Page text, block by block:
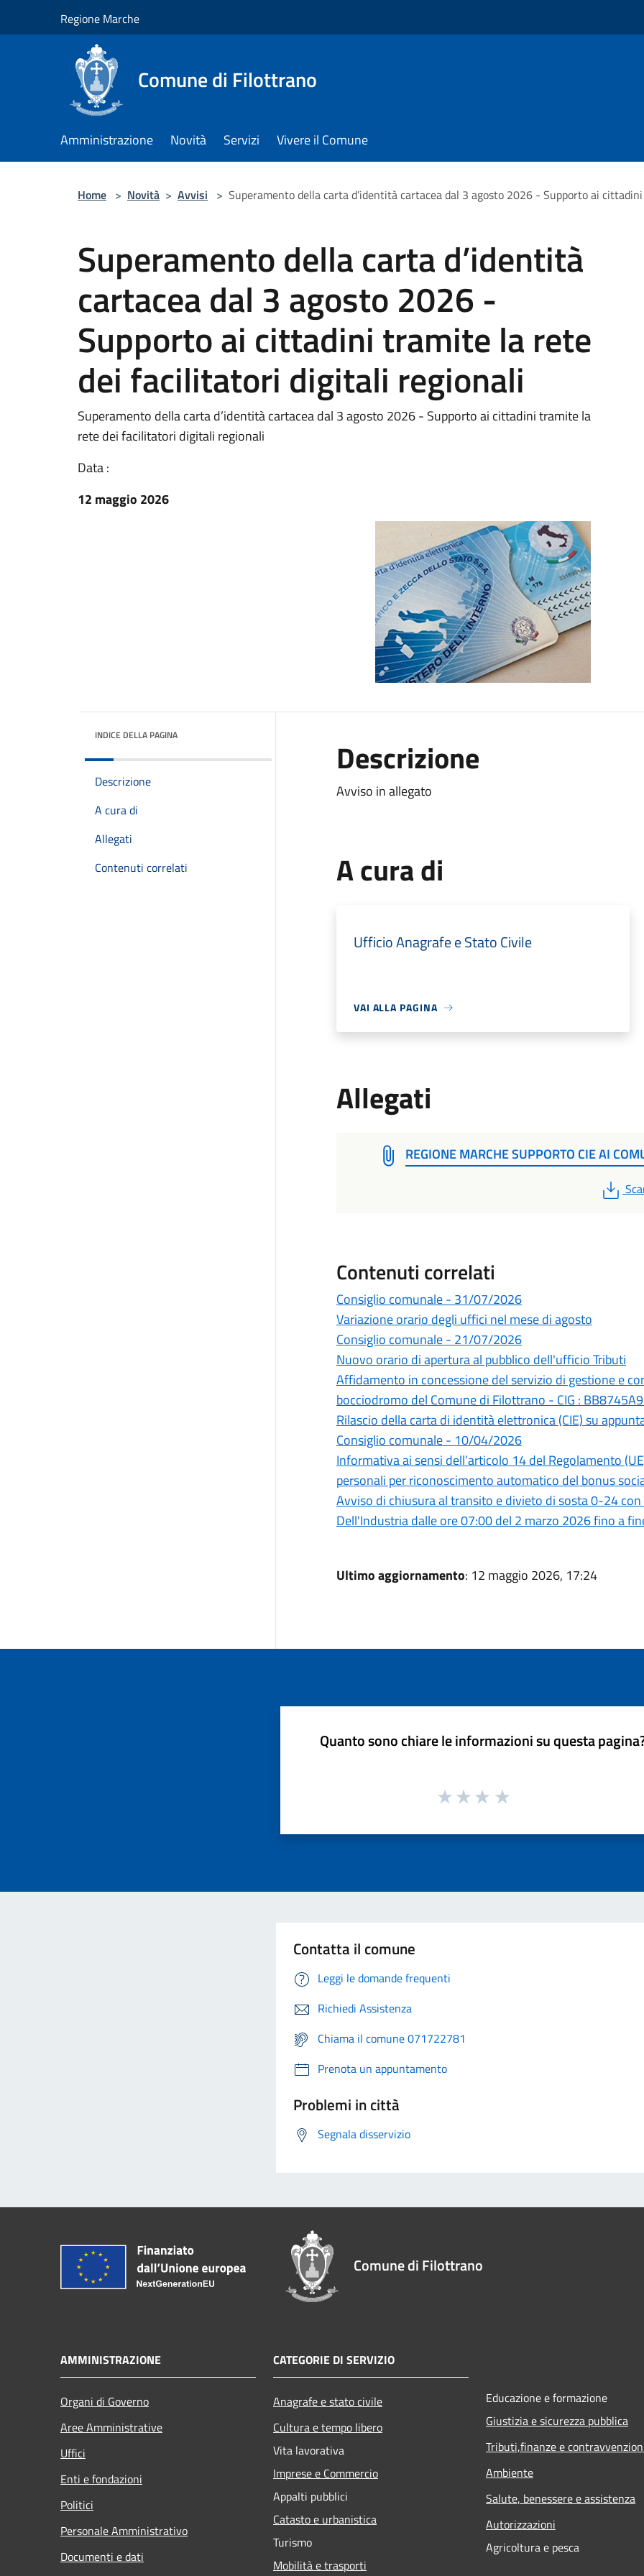
Regione Marche
Comune di Filottrano
Amministrazione Novità Servizi Vivere il Comune
Home > Novità > Avvisi > Superamento della carta d’identità cartacea dal 3 agosto 2026 - Supporto ai
Superamento della carta d’identità
cartacea dal 3 agosto 2026 -
Supporto ai cittadini tramite la rete
dei facilitatori digitali regionali
Superamento della carta d’identità cartacea dal 3 agosto 2026 - Supporto ai cittadini tramite la
rete dei facilitatori digitali regionali
Data :
12 maggio 2026
INDICE DELLA PAGINA
Descrizione
A cura di
Allegati
Contenuti correlati
Descrizione
Avviso in allegato
A cura di
Ufficio Anagrafe e Stato Civile
VAI ALLA PAGINA
Allegati
REGIONE MARCHE SUPPORTO CIE AI
PDF
Contenuti correlati
Consiglio comunale - 31/07/2026
Variazione orario degli uffici nel mese di agosto
Consiglio comunale - 21/07/2026
Nuovo orario di apertura al pubblico dell'ufficio Tributi
Affidamento in concessione del servizio di gestione e
bocciodromo del Comune di Filottrano - CIG :
Rilascio della carta di identità elettronica (CIE) su
Consiglio comunale - 10/04/2026
Informativa ai sensi dell’articolo 14 del Regolamento
personali per riconoscimento automatico del bonus
Avviso di chiusura al transito e divieto di sosta 0-24
Dell'Industria dalle ore 07:00 del 2 marzo 2026 fino a
Ultimo aggiornamento: 12 maggio 2026, 17:24
Quanto sono chiare le informazioni su questa
Contatta il comune
Leggi le domande frequenti
Richiedi Assistenza
Chiama il comune 071722781
Prenota un appuntamento
Problemi in città
Segnala disservizio
Comune di Filottrano
AMMINISTRAZIONE
Organi di Governo
Aree Amministrative
Uffici
Enti e fondazioni
Politici
Personale Amministrativo
Documenti e dati
CATEGORIE DI SERVIZIO
Anagrafe e stato civile
Cultura e tempo libero
Vita lavorativa
Imprese e Commercio
Appalti pubblici
Catasto e urbanistica
Turismo
Mobilità e trasporti
Educazione e formazione
Giustizia e sicurezza pubblica
Tributi,finanze e
Ambiente
Salute, benessere e assistenza
Autorizzazioni
Agricoltura e pesca